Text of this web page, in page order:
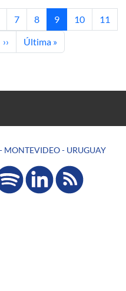
Page
7 Page
8 Current page
9 Page
10 Page
11
Next page
›› Last page
Última »
MONTEVIDEO - URUGUAY